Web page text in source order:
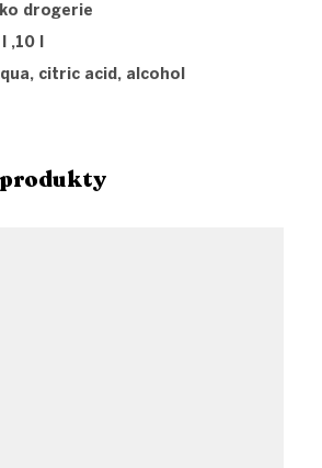
drogerie
l ,10 l
citric acid, alcohol